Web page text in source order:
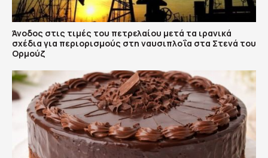
Άνοδος στις τιμές του πετρελαίου μετά τα ιρανικά
σχέδια για περιορισμούς στη ναυσιπλοΐα στα Στενά του
Ορμούζ